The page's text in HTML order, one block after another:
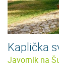
Kaplička
Javorník na